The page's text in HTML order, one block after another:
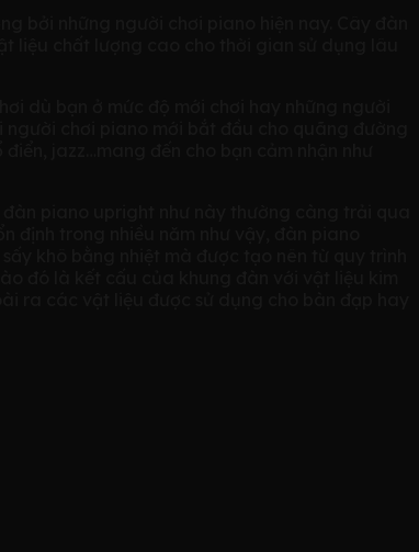
bởi những người chơi piano hiện nay. Cây đàn
liệu chất lượng cao cho thời gian sử dụng lâu
chơi piano mới bắt đầu cho quãng đường
jazz…mang đến cho bạn cảm nhận như
trong nhiều năm như vậy, đàn piano
khô bằng nhiệt mà được tạo nên từ quy trình
đó là kết cấu của khung đàn với vật liệu kim
ra các vật liệu được sử dụng cho bàn đạp hay